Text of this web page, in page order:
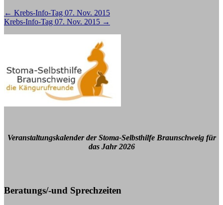
Beitragsnavigation
← Krebs-Info-Tag 07. Nov. 2015
Krebs-Info-Tag 07. Nov. 2015 →
Veranstaltungskalender der Stoma-Selbsthilfe Braunschweig für
das Jahr 2026
Beratungs/-und Sprechzeiten